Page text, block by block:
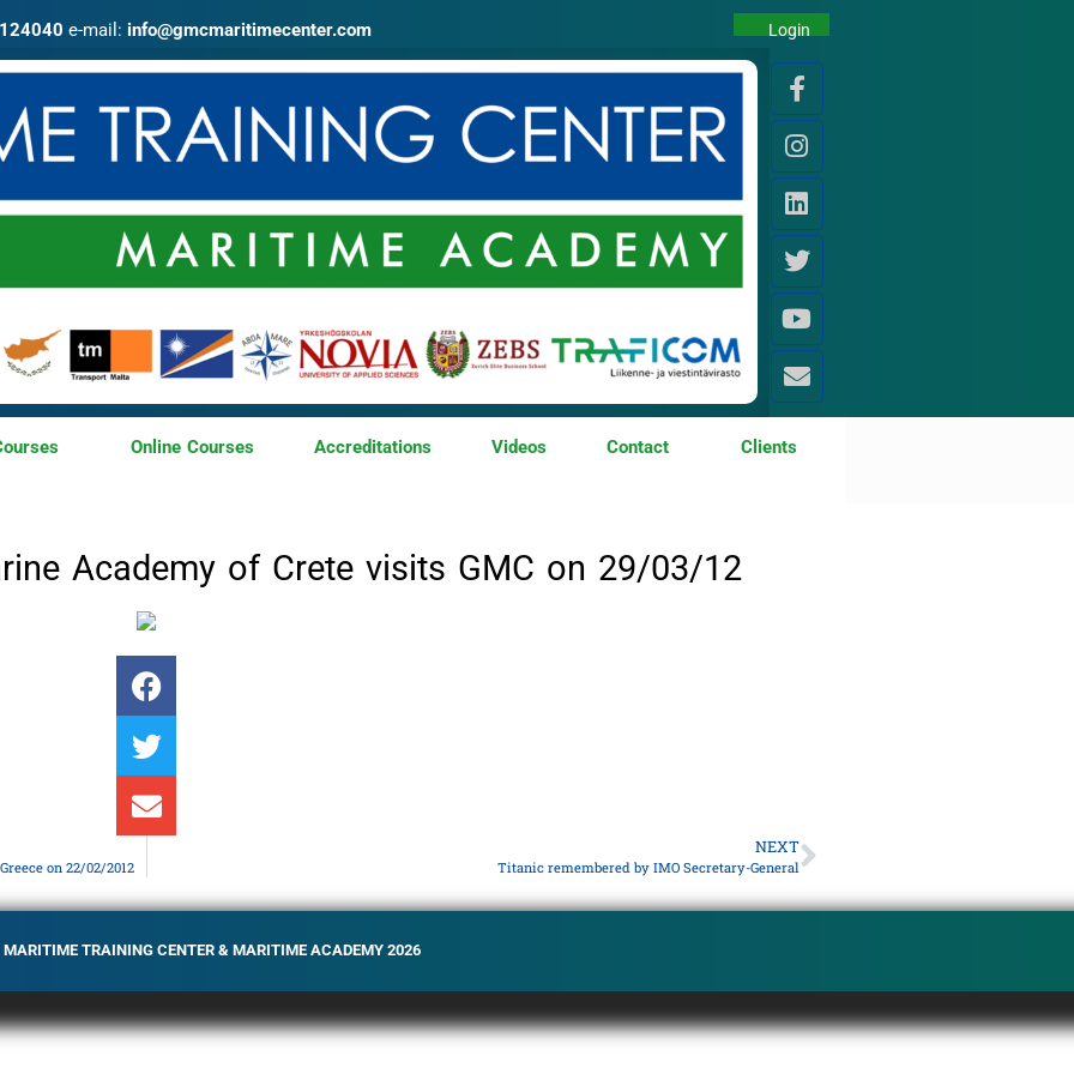
e-mail: info@gmcmaritimecenter.com Login
Online Courses Accreditations Videos Contact Clients
Academy of Crete visits GMC on 29/03/12
on 22/02/2012
NEXT
Titanic remembered by IMO Secretary-General
TRAINING CENTER & MARITIME ACADEMY 2026